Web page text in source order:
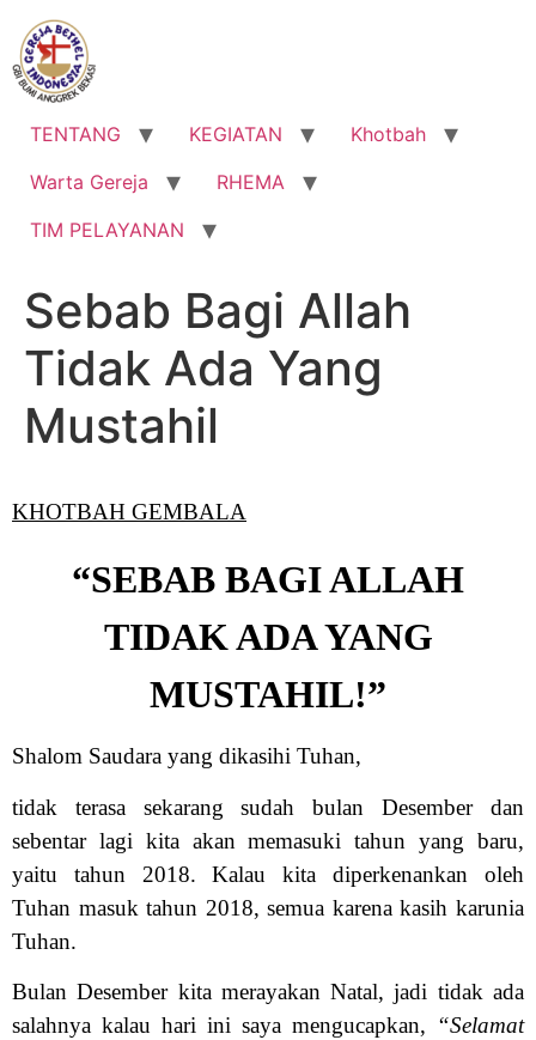
Lewati
konten
TENTANG KEGIATAN
Khotbah
Warta Gereja
RHEMA
TIM PELAYANAN
Sebab Bagi Allah
Tidak Ada Yang
Mustahil
KHOTBAH GEMBALA
“SEBAB BAGI ALLAH
TIDAK ADA YANG
MUSTAHIL!”
Shalom Saudara yang dikasihi Tuhan,
tidak terasa sekarang sudah bulan Desember dan
sebentar lagi kita akan memasuki tahun yang baru,
yaitu tahun 2018. Kalau kita diperkenankan oleh
Tuhan masuk tahun 2018, semua karena kasih karunia
Tuhan.
Bulan Desember kita merayakan Natal, jadi tidak ada
salahnya kalau hari ini saya mengucapkan, “Selamat